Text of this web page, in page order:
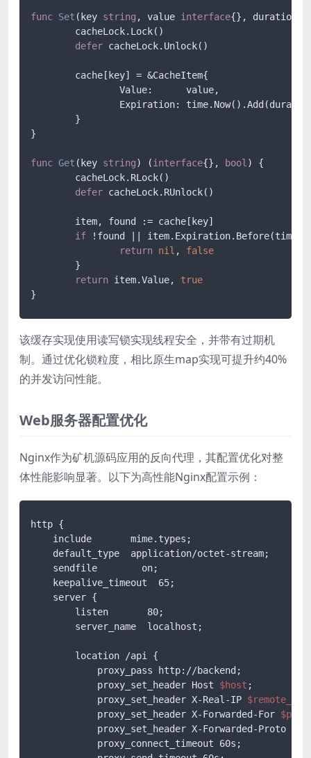
func Set (key string , value interface{}, duration
defer cacheLock.Unlock()
}
func Get (key string) (interface{}, bool ) {
defer cacheLock.RUnlock()
if !found ||
return nil , false
return item.Value, true
}
该缓存实现使用读写锁实现线程安全，并带有过期机
制。通过优化锁粒度，相比原生map实现可提升约40%
的并发访问性能。
Web服务器配置优化
Nginx作为矿机源码应用的反向代理，其配置优化对整
体性能影响显著。以下为高性能Nginx配置示例：
http {
    include       mime.types;
    default_type  application/octet-stream;
    sendfile        on;
    keepalive_timeout  65;
    server {
        listen       80;
        server_name  localhost;
        location /api {
            proxy_pass http://backend;
            proxy_set_header Host
$host ;
            proxy_set_header X-Real-IP
            proxy_set_header X-Forwarded-For
            proxy_set_header X-Forwarded-Proto
            proxy_connect_timeout 60s;